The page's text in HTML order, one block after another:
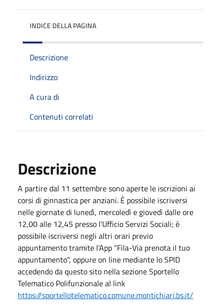
INDICE DELLA PAGINA
Descrizione
Indirizzo
A cura di
Contenuti correlati
Descrizione
A partire dal 11 settembre sono aperte le iscrizioni ai
corsi di ginnastica per anziani. È possibile iscriversi
nelle giornate di lunedì, mercoledì e giovedì dalle ore
12,00 alle 12,45 presso l'Ufficio Servizi Sociali; è
possibile iscriversi negli altri orari previo
appuntamento tramite l'App "Fila-Via prenota il tuo
appuntamento", oppure on line mediante lo SPID
accedendo da questo sito nella sezione Sportello
Telematico Polifunzionale al link
https://sportellotelematico.comune.montichiari.bs.it/